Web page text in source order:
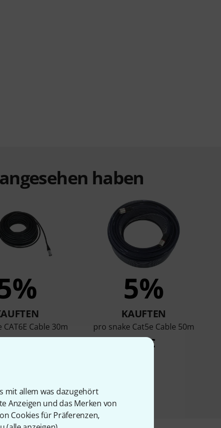
mit allem was dazugehört
Anzeigen und das Merken von
Cookies für Präferenzen,
haben
Cable 30m
58 €
5%
KAUFTEN
pro snake Cat5e Cable 50m
99 €